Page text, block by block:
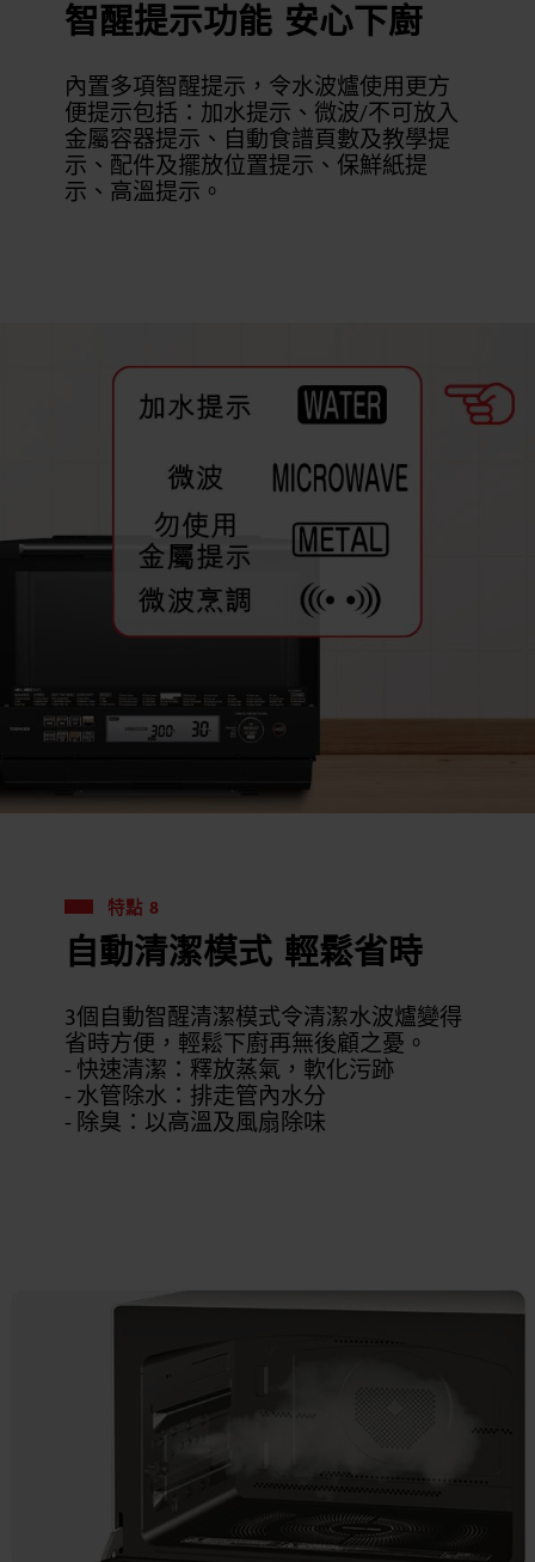
智醒提示功能 安心下廚
內置多項智醒提示，令水波爐使用更方
便提示包括：加水提示、微波/不可放入
金屬容器提示、自動食譜頁數及教學提
示、配件及擺放位置提示、保鮮紙提
示、高溫提示。
特點 8
自動清潔模式 輕鬆省時
3個自動智醒清潔模式令清潔水波爐變得
省時方便，輕鬆下廚再無後顧之憂。
- 快速清潔：釋放蒸氣，軟化污跡
- 水管除水：排走管內水分
- 除臭：以高溫及風扇除味